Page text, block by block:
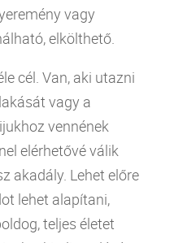
vagy
elkölthető.
cél. Van, aki utazni
vagy a
vennének
elérhetővé válik
akadály. Lehet előre
lehet alapítani,
teljes életet